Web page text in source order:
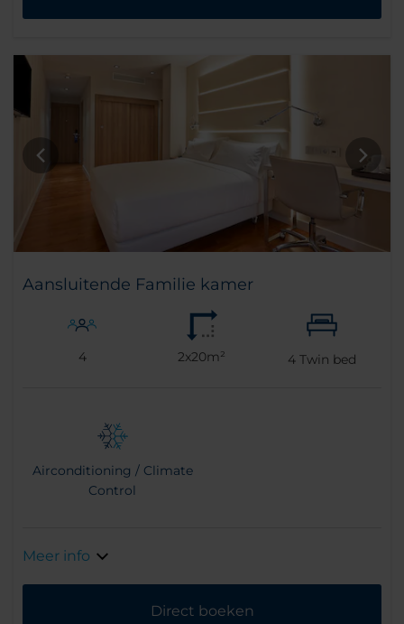
Aansluitende Familie kamer
4 2x20m² 4Twin bed
Airconditioning / Climate
Control
Meer info
Direct boeken